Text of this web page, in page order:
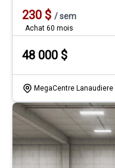
230 $ /sem
Achat 60 mois
48 000 $
MegaCentre Lanaudiere